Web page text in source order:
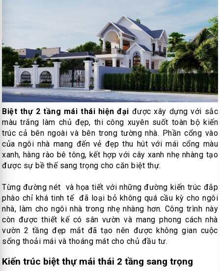
Biệt thự 2 tầng mái thái hiện đại được xây dựng với sắc
màu trắng làm chủ đẹp, thi công xuyên suốt toàn bộ kiến
trúc cả bên ngoài và bên trong tường nhà. Phần cổng vào
của ngôi nhà mang đến vẻ đẹp thu hút với mái cổng màu
xanh, hàng rào bê tông, kết hợp với cây xanh nhẹ nhàng tạo
được sự bề thế sang trọng cho căn biệt thự.
Từng đường nét và họa tiết với những đường kiến trúc đắp
phào chỉ khá tinh tế đã loại bỏ không quá cầu kỳ cho ngôi
nhà, làm cho ngôi nhà trong nhẹ nhàng hơn. Công trình này
còn được thiết kế có sân vườn và mang phong cách nhà
vườn 2 tầng đẹp mắt đã tạo nên được không gian cuộc
sống thoải mái và thoáng mát cho chủ đầu tư.
Kiến trúc biệt thự mái thái 2 tầng sang trọng